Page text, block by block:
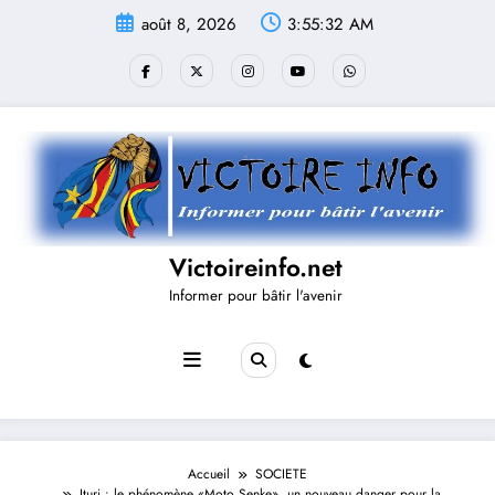
août 8, 2026 3:55:32 AM
Victoireinfo.net
Informer pour bâtir l'avenir
Accueil
SOCIETE